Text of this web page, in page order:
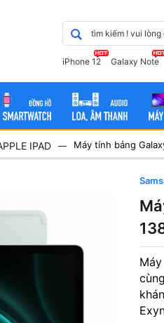
iPhone 12 Galaxy Note
IPAD —